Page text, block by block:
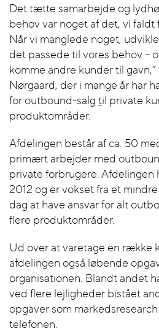
Det tætte samarbejde og
behov var noget af det, vi faldt
Når vi manglede noget,
det passede til vores behov –
komme andre kunder til
Nørgaard, der i mange år har
for outbound-salg til private
produktområder.
Afdelingen består af ca. 50
primært arbejder med
private forbrugere. Afdelingen
2012 og er vokset fra et
dag at have ansvar for alt
flere produktområder.
Ud over at varetage en række
afdelingen også løbende
organisationen. Blandt andet
ved flere lejligheder bistået
opgaver som
telefonen.